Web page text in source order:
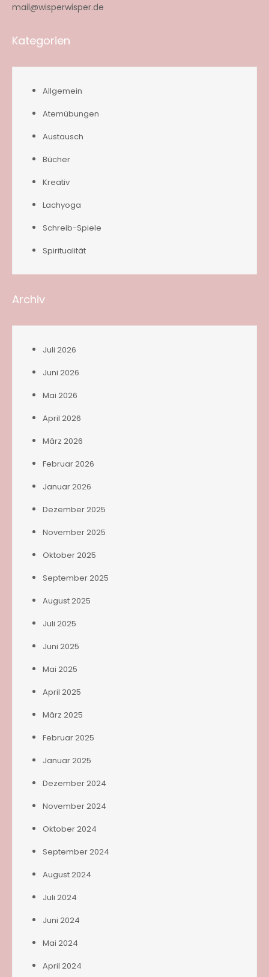
mail@wisperwisper.de
Kategorien
Allgemein
Atemübungen
Austausch
Bücher
Kreativ
Lachyoga
Schreib-Spiele
Spiritualität
Archiv
Juli 2026
Juni 2026
Mai 2026
April 2026
März 2026
Februar 2026
Januar 2026
Dezember 2025
November 2025
Oktober 2025
September 2025
August 2025
Juli 2025
Juni 2025
Mai 2025
April 2025
März 2025
Februar 2025
Januar 2025
Dezember 2024
November 2024
Oktober 2024
September 2024
August 2024
Juli 2024
Juni 2024
Mai 2024
April 2024